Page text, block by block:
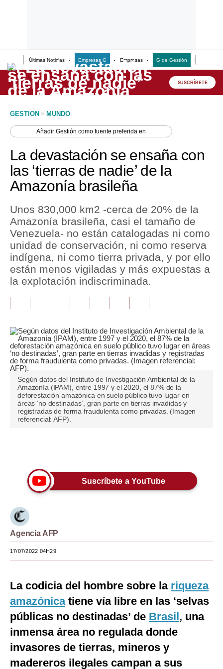
Últimas Noticias Empresas G Empresas G de Gestión
Lo último
Peru Quiosco
Economía
Mercados
Política
Tu Dinero
Finanzas Personales
Inmobiliarias
Editorial
Pregunta de hoy
Blogs
Tendencias
Lujo
Estilos
EEUU
México
España
Internacional
Tecnología
Club del Suscriptor
G de Gestión
SUSCRÍBETE
GESTION > MUNDO
AñadirGestión como fuente preferida en
La devastación se ensaña con
las ‘tierras de nadie’ de la
Amazonía brasileña
Unos 830,000 km2 -cerca de 20% de la
Amazonía brasileña, casi el tamaño de
Venezuela- no están catalogadas ni como
unidad de conservación, ni como reserva
indígena, ni como tierra privada, y por ello
están menos vigiladas y más expuestas a
la explotación indiscriminada.
Según datos del Instituto de Investigación Ambiental de la
Amazonía (IPAM), entre 1997 y el 2020, el 87% de la
deforestación amazónica en suelo público tuvo lugar en
áreas ‘no destinadas’, gran parte en tierras invadidas y
registradas de forma fraudulenta como privadas. (Imagen
referencial: AFP).
Suscríbete a YouTube
Agencia AFP
17/07/2022 04H29
La codicia del hombre sobre la riqueza
amazónicatiene vía libre en las ‘selvas
públicas no destinadas’ de Brasil, una
inmensa área no regulada donde
invasores de tierras, mineros y
madereros ilegales campan a sus